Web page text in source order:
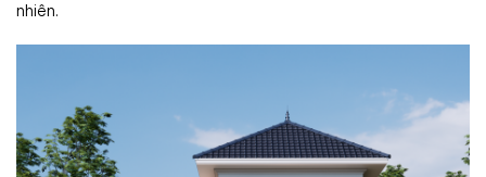
nhiên.